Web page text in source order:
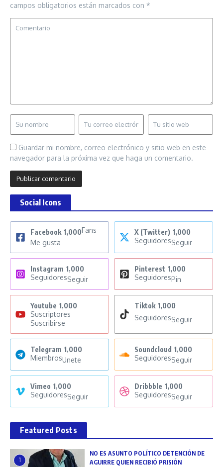
campos obligatorios están marcados con *
Guardar mi nombre, correo electrónico y sitio web en este
navegador para la próxima vez que haga un comentario.
Social Icons
Facebook 1,000Fans
Me gusta
X (Twitter) 1,000
SeguidoresSeguir
Instagram 1,000
SeguidoresSeguir
Pinterest 1,000
SeguidoresPin
Youtube 1,000
Suscriptores
Suscribirse
Tiktok 1,000
SeguidoresSeguir
Telegram 1,000
MiembrosUnete
Soundcloud 1,000
SeguidoresSeguir
Vimeo 1,000
SeguidoresSeguir
Dribbble 1,000
SeguidoresSeguir
Featured Posts
1
NO ES ASUNTO POLÍTICO DETENCIÓN DE
AGUIRRE QUIEN RECIBIÓ PRISIÓN